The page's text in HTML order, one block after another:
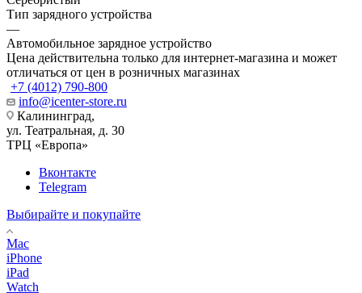
Тип зарядного устройства
—
Автомобильное зарядное устройство
Цена действительна только для интернет-магазина и может
отличаться от цен в розничных магазинах
+7 (4012) 790-800
info@icenter-store.ru
Калининград,
ул. Театральная, д. 30
ТРЦ «Европа»
Вконтакте
Telegram
Выбирайте и покупайте
Mac
iPhone
iPad
Watch